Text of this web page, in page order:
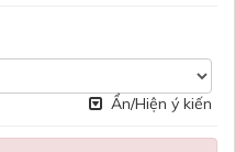
Ẩn/Hiện ý kiến